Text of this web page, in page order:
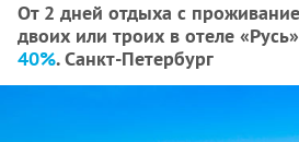
От 2 дней отдыха с
двоих или троих в отеле
40%. Санкт-Петербург